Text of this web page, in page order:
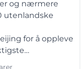
og nærmere
utenlandske
for å oppleve